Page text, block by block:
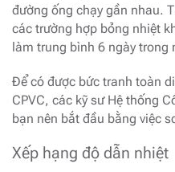
đường ống chạy gần nhau.
các trường hợp bỏng nhiệt
làm trung bình 6 ngày trong
Để có được bức tranh toàn
CPVC, các kỹ sư Hệ thống
bạn nên bắt đầu bằng việc
Xếp hạng độ dẫn nhiệt